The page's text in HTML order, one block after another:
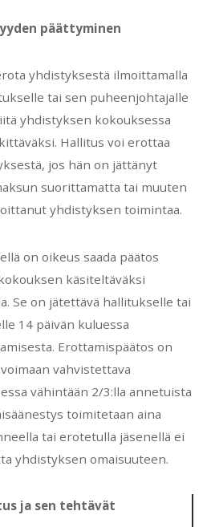
päättyminen
yhdistyksestä ilmoittamalla
tai sen puheenjohtajalle
yhdistyksen kokouksessa
Hallitus voi erottaa
jos hän on jättänyt
suorittamatta tai muuten
yhdistyksen toimintaa.
on oikeus saada päätos
käsiteltäväksi
Se on jätettävä hallitukselle tai
14 päivän kuluessa
Erottamispäätos on
vahvistettava
vähintään 2/3:lla annetuista
toimitetaan aina
tai erotetulla jäsenellä ei
yhdistyksen omaisuuteen.
ja sen tehtävät